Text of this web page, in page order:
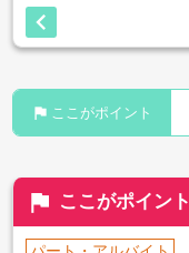

flag ここがポイント
flag ここがポイント